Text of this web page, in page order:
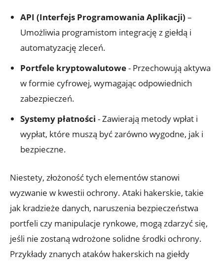
API​ (Interfejs Programowania‌ Aplikacji) –
⁣Umożliwia programistom‍ integrację z giełdą i
automatyzację zleceń.
Portfele kryptowalutowe‌- Przechowują aktywa
w⁤ formie cyfrowej, wymagając‌ odpowiednich
zabezpieczeń.
Systemy​ płatności ⁢- Zawierają metody wpłat⁢ i ​
wypłat, które⁣ muszą być zarówno wygodne, ⁤jak i
bezpieczne.
Niestety, złożoność tych elementów​ stanowi
wyzwanie⁤ w kwestii ochrony. Ataki hakerskie, ​takie​
jak kradzieże danych, naruszenia bezpieczeństwa⁣
portfeli czy manipulacje rynkowe, ​mogą zdarzyć się,‍
jeśli nie zostaną ‌wdrożone solidne środki ‍ochrony.
Przykłady znanych⁤ ataków hakerskich ​na ⁣giełdy